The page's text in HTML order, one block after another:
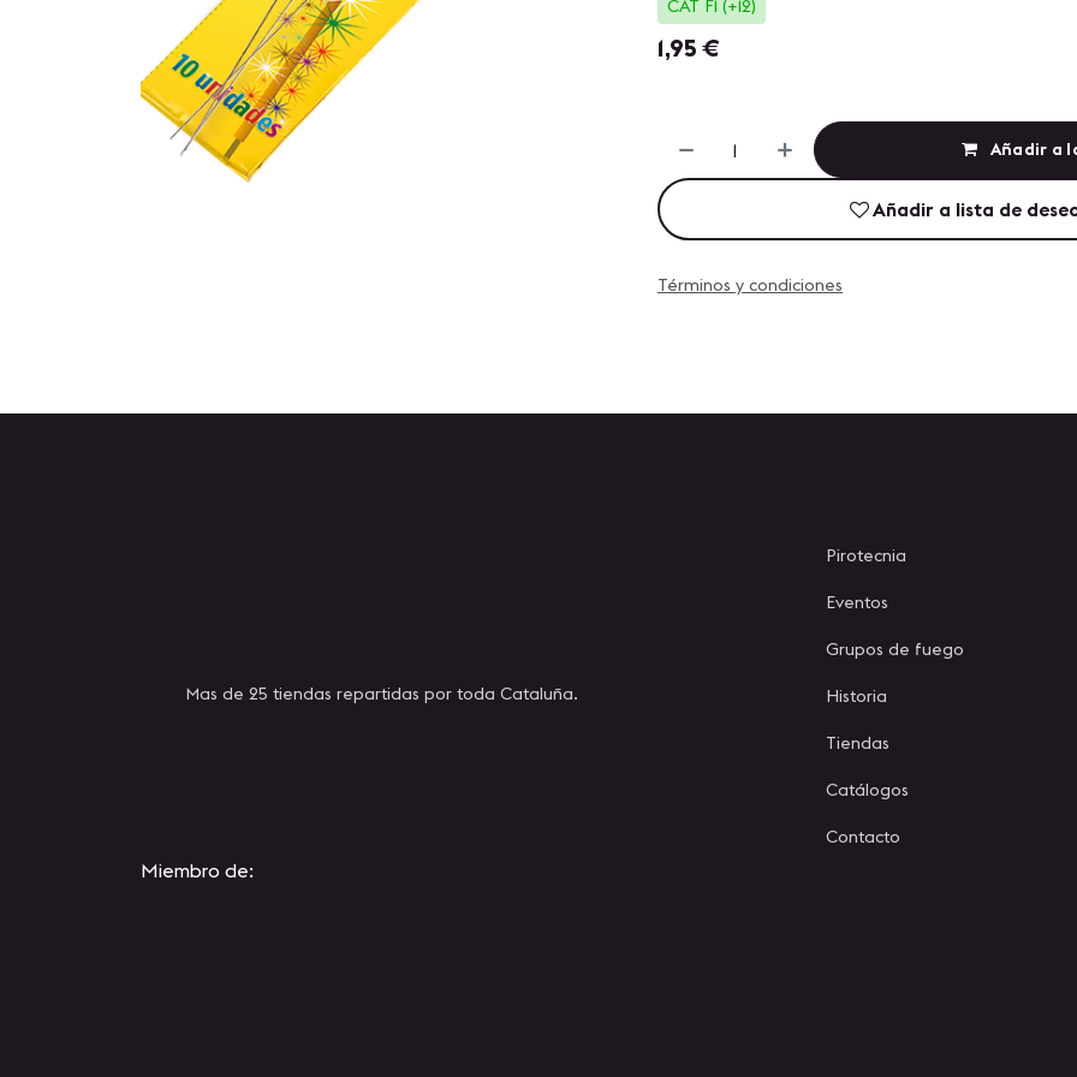
CAT F1 (+12)
1,95 €
Añadir a
Añadir a lista de
Términos y condiciones
Mas de 25 tiendas repartidas por toda Cataluña.
Miembro de:
Pirotecnia
Eventos
Grupos de fuego
Historia
Tiendas
Catálogos
Contacto